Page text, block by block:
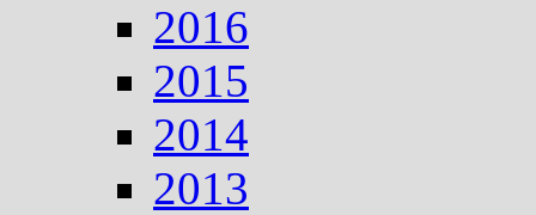
2016
2015
2014
2013